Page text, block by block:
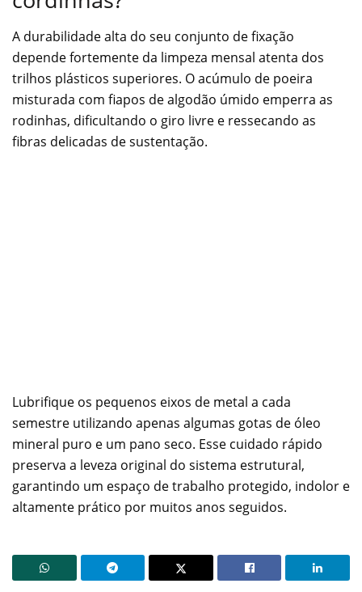
A durabilidade alta do seu conjunto de fixação
depende fortemente da limpeza mensal atenta dos
trilhos plásticos superiores. O acúmulo de poeira
misturada com fiapos de algodão úmido emperra as
rodinhas, dificultando o giro livre e ressecando as
fibras delicadas de sustentação.
Lubrifique os pequenos eixos de metal a cada
semestre utilizando apenas algumas gotas de óleo
mineral puro e um pano seco. Esse cuidado rápido
preserva a leveza original do sistema estrutural,
garantindo um espaço de trabalho protegido, indolor e
altamente prático por muitos anos seguidos.